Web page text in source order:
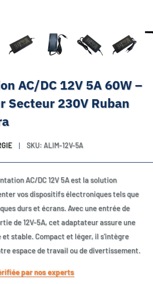
AC/DC 12V 5A 60W –
Secteur 230V Ruban
SKU: ALIM-12V-5A
AC/DC 12V 5A est la solution
vos dispositifs électroniques tels que
durs et écrans. Avec une entrée de
de 12V-5A, cet adaptateur assure une
stable. Compact et léger, il s'intègre
espace de travail ou de divertissement.
par nos experts